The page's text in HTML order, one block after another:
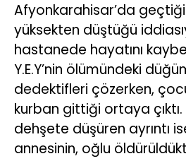
Afyonkarahisar’da
yüksekten düştüğü
hastanede hayatını
Y.E.Y’nin ölümündeki
dedektifleri çözerken,
kurban gittiği ortaya
dehşete düşüren ayrıntı
annesinin, oğlu